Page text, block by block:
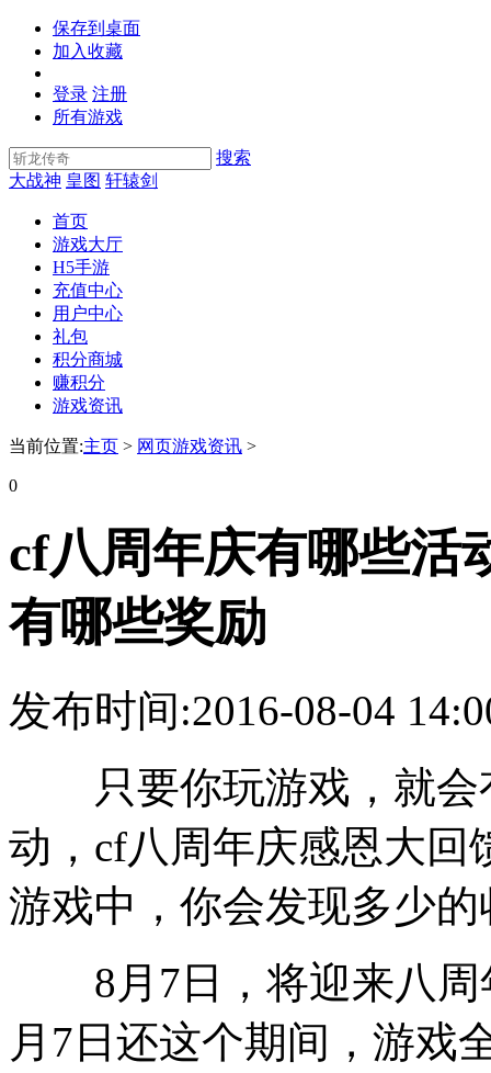
保存到桌面
加入收藏
登录 注册
所有游戏
搜索
大战神 皇图 轩辕剑
首页
游戏大厅
H5手游
充值中心
用户中心
礼包
积分商城
赚积分
游戏资讯
当前位置:主页 > 网页游戏资讯 >
0
cf八周年庆有哪些活
有哪些奖励
发布时间:2016-08-04
只要你玩游戏，就会
动，cf八周年庆感恩大回
游戏中，你会发现多少
8月7日，将迎来八周
月7日还这个期间，游戏